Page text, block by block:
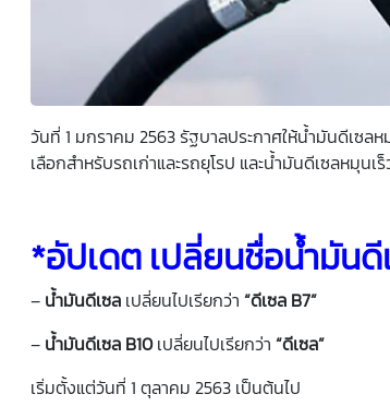
วันที่ 1 มกราคม 2563 รัฐบาลประกาศให้น้ำมันดีเซล
เลือกสำหรับรถเก่าและรถยุโรป และน้ำมันดีเซลหมุ
*อัปเดต เปลี่ยนชื่อน้ำมันดี
– น้ำมันดีเซล เปลี่ยนไปเรียกว่า “ดีเซล B7”
– น้ำมันดีเซล B10เปลี่ยนไปเรียกว่า “ดีเซล”
เริ่มตั้งแต่วันที่ 1 ตุลาคม 2563 เป็นต้นไป